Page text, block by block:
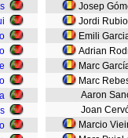
Josep
Jordi Rubio
Emili
Adrian
Marc
Marc
Aaron
Joan
Marcio